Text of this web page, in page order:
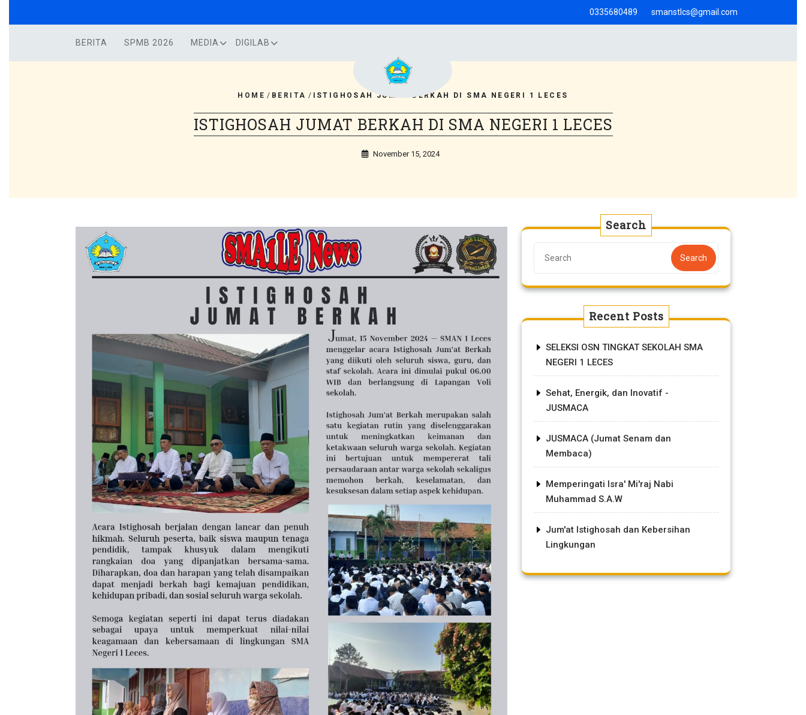
0335680489 smanstlcs@gmail.com
BERITA SPMB 2026 MEDIA DIGILAB
HOME / BERITA / ISTIGHOSAH JUMAT BERKAH DI SMA NEGERI 1 LECES
ISTIGHOSAH JUMAT BERKAH DI SMA NEGERI 1 LECES
November 15, 2024
Search
Search
Recent Posts
SELEKSI OSN TINGKAT SEKOLAH SMA
NEGERI 1 LECES
Sehat, Energik, dan Inovatif -
JUSMACA
JUSMACA (Jumat Senam dan
Membaca)
Memperingati Isra' Mi'raj Nabi
Muhammad S.A.W
Jum'at Istighosah dan Kebersihan
Lingkungan